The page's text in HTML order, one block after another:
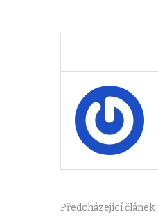
Předcházející článek